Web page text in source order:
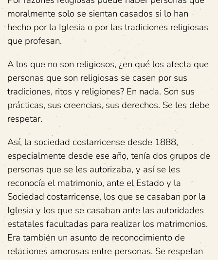
moralmente solo se sientan casados si lo han
hecho por la Iglesia o por las tradiciones religiosas
que profesan.
A los que no son religiosos, ¿en qué los afecta que
personas que son religiosas se casen por sus
tradiciones, ritos y religiones? En nada. Son sus
prácticas, sus creencias, sus derechos. Se les debe
respetar.
Así, la sociedad costarricense desde 1888,
especialmente desde ese año, tenía dos grupos de
personas que se les autorizaba, y así se les
reconocía el matrimonio, ante el Estado y la
Sociedad costarricense, los que se casaban por la
Iglesia y los que se casaban ante las autoridades
estatales facultadas para realizar los matrimonios.
Era también un asunto de reconocimiento de
relaciones amorosas entre personas. Se respetan